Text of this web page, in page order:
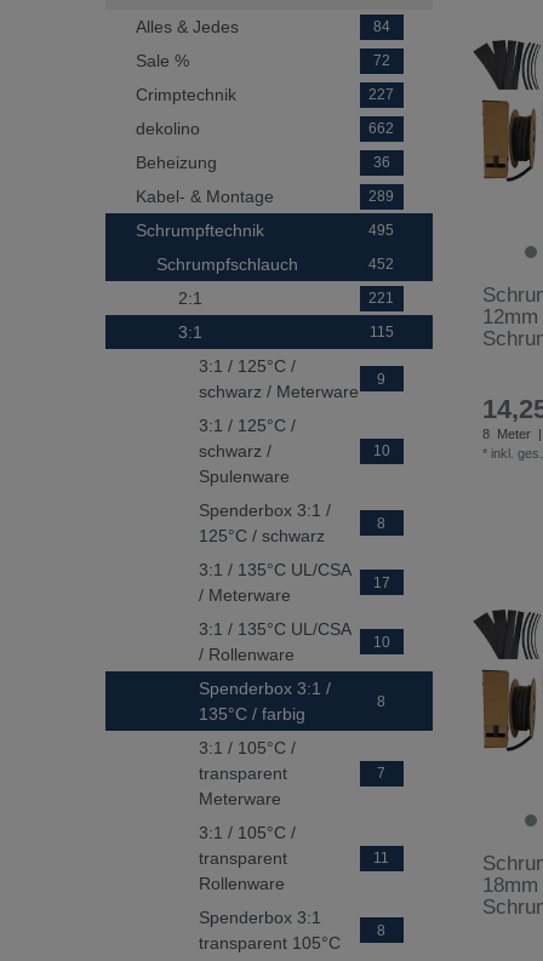
Alles & Jedes 84
Sale % 72
Crimptechnik 227
dekolino 662
Beheizung 36
Kabel- & Montage 289
Schrumpftechnik 495
Schrumpfschlauch 452
2:1 221
3:1 115
3:1 / 125°C /
schwarz / Meterware
9
3:1 / 125°C /
schwarz /
Spulenware
10
Spenderbox 3:1 /
125°C / schwarz
8
3:1 / 135°C UL/CSA
/ Meterware
17
3:1 / 135°C UL/CSA
/ Rollenware
10
Spenderbox 3:1 /
135°C / farbig
8
3:1 / 105°C /
transparent
Meterware
7
3:1 / 105°C /
transparent
Rollenware
11
Spenderbox 3:1
transparent 105°C
8
8 Meter
* inkl.